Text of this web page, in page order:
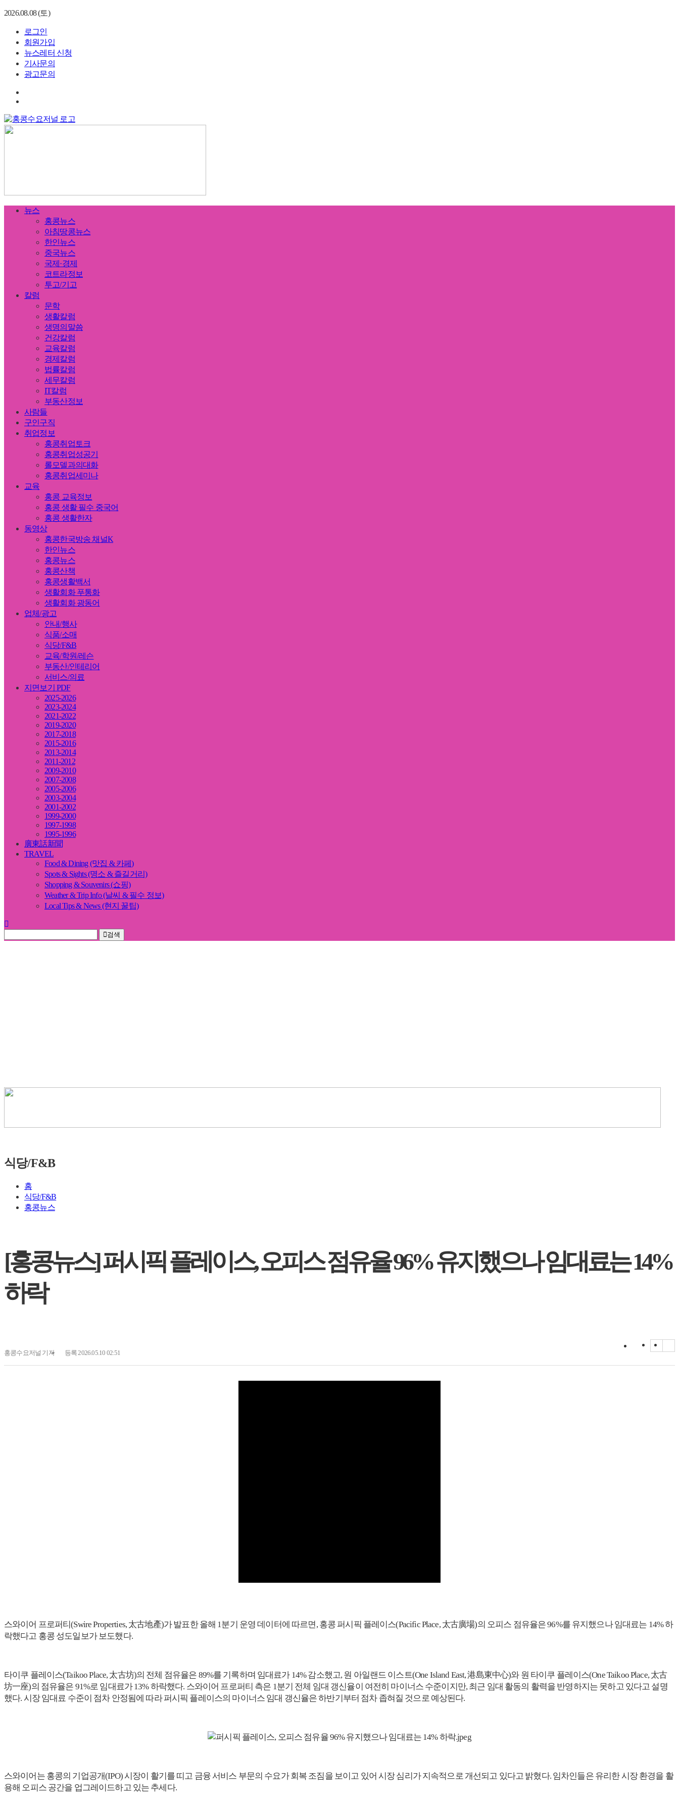
2026.08.08 (토)
로그인
회원가입
뉴스레터 신청
기사문의
광고문의
뉴스
홍콩뉴스
아침땅콩뉴스
한인뉴스
중국뉴스
국제·경제
코트라정보
투고/기고
칼럼
문학
생활칼럼
생명의말씀
건강칼럼
교육칼럼
경제칼럼
법률칼럼
세무칼럼
IT칼럼
부동산정보
사람들
구인구직
취업정보
홍콩취업토크
홍콩취업성공기
롤모델과의대화
홍콩취업세미나
교육
홍콩 교육정보
홍콩 생활 필수 중국어
홍콩 생활한자
동영상
홍콩한국방송 채널K
한인뉴스
홍콩뉴스
홍콩산책
홍콩생활백서
생활회화 푸통화
생활회화 광동어
업체/광고
안내/행사
식품/소매
식당/F&B
교육/학원/레슨
부동산/인테리어
서비스/의료
지면보기 PDF
2025-2026
2023-2024
2021-2022
2019-2020
2017-2018
2015-2016
2013-2014
2011-2012
2009-2010
2007-2008
2005-2006
2003-2004
2001-2002
1999-2000
1997-1998
1995-1996
廣東話新聞
TRAVEL
Food & Dining (맛집 & 카페)
Spots & Sights (명소 & 즐길거리)
Shopping & Souvenirs (쇼핑)
Weather & Trip Info (날씨 & 필수 정보)
Local Tips & News (현지 꿀팁)
검색
식당/F&B
홈
식당/F&B
홍콩뉴스
[홍콩뉴스] 퍼시픽 플레이스, 오피스 점유율 96% 유지했으나 임대료는 14%
하락
홍콩수요저널 기자 등록 2026.05.10 02:51
스와이어 프로퍼티(Swire Properties, 太古地產)가 발표한 올해 1분기 운영 데이터에 따르면, 홍콩 퍼시픽 플레이스(Pacific Place, 太古廣場)의 오피스 점유율은 96%를 유지했으나 임대료는 14% 하
락했다고 홍콩 성도일보가 보도했다.
타이쿠 플레이스(Taikoo Place, 太古坊)의 전체 점유율은 89%를 기록하며 임대료가 14% 감소했고, 원 아일랜드 이스트(One Island East, 港島東中心)와 원 타이쿠 플레이스(One Taikoo Place, 太古
坊一座)의 점유율은 91%로 임대료가 13% 하락했다. 스와이어 프로퍼티 측은 1분기 전체 임대 갱신율이 여전히 마이너스 수준이지만, 최근 임대 활동의 활력을 반영하지는 못하고 있다고 설명
했다. 시장 임대료 수준이 점차 안정됨에 따라 퍼시픽 플레이스의 마이너스 임대 갱신율은 하반기부터 점차 좁혀질 것으로 예상된다.
스와이어는 홍콩의 기업공개(IPO) 시장이 활기를 띠고 금융 서비스 부문의 수요가 회복 조짐을 보이고 있어 시장 심리가 지속적으로 개선되고 있다고 밝혔다. 임차인들은 유리한 시장 환경을 활
용해 오피스 공간을 업그레이드하고 있는 추세다.